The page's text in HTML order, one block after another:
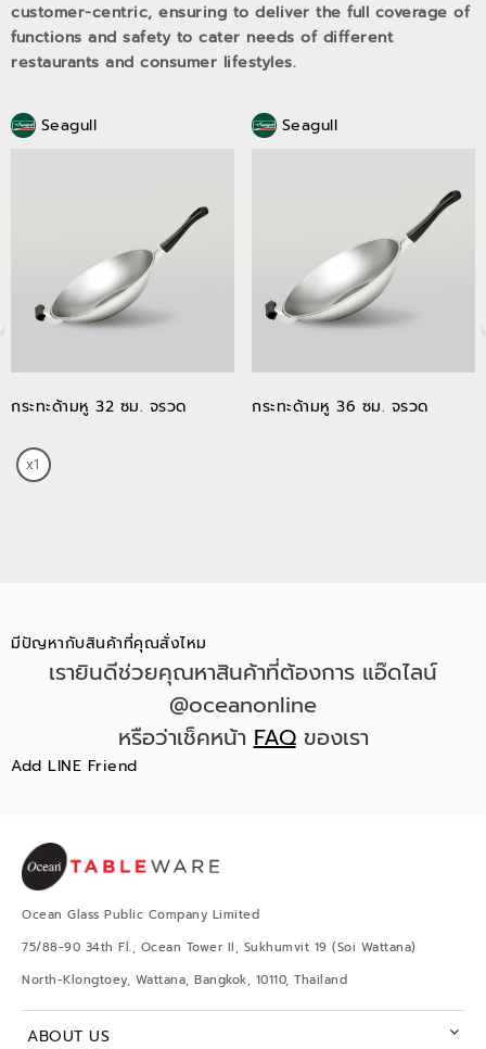
customer-centric, ensuring to deliver the full coverage of
functions and safety to cater needs of different
restaurants and consumer lifestyles.
Seagull
กระทะด้ามหู 32 ซม. จรวด
Seagull
กระทะด้ามหู 36 ซม. จรวด
มีปัญหากับสินค้าที่คุณสั่งไหม
เรายินดีช่วยคุณหาสินค้าที่ต้องการ แอ๊ดไลน์
@oceanonline
หรือว่าเช็คหน้าFAQของเรา
Add LINE Friend
Ocean Glass Public Company Limited
75/88-90 34th Fl., Ocean Tower II, Sukhumvit 19 (Soi Wattana)
North-Klongtoey, Wattana, Bangkok, 10110, Thailand
ABOUT US